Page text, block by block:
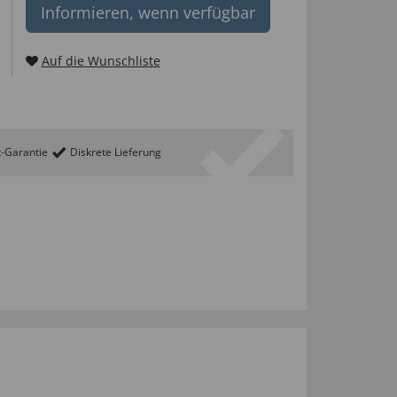
Informieren, wenn verfügbar
Auf die Wunschliste
Garantie Diskrete Lieferung